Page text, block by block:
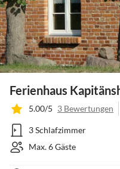
Ferienhaus
5.00/5 3 Bewertungen
3 Schlafzimmer
Max. 6 Gäste